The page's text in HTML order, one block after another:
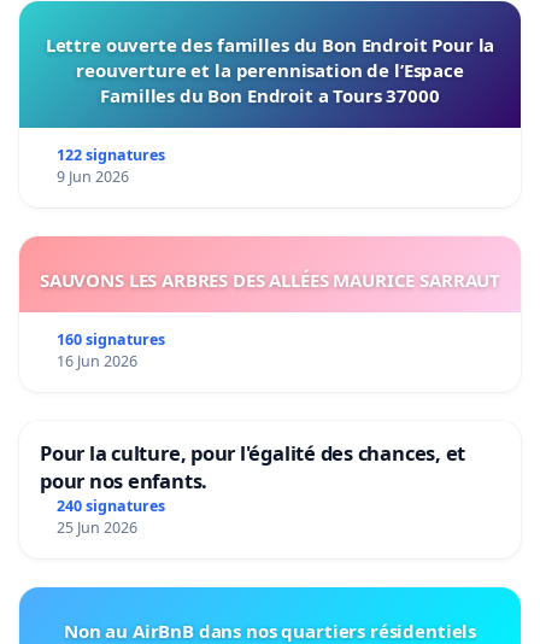
Lettre ouverte des familles du Bon Endroit Pour la
reouverture et la perennisation de l’Espace
Familles du Bon Endroit a Tours 37000
122 signatures
9 Jun 2026
SAUVONS LES ARBRES DES ALLÉES MAURICE SARRAUT
160 signatures
16 Jun 2026
Pour la culture, pour l'égalité des chances, et
pour nos enfants.
240 signatures
25 Jun 2026
Non au AirBnB dans nos quartiers résidentiels